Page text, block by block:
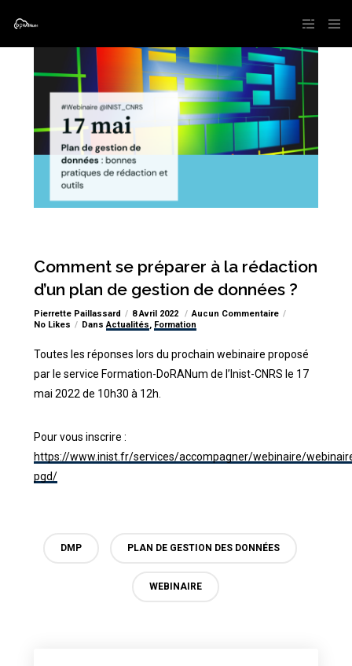
Comment se préparer à la rédaction
d’un plan de gestion de données ?
Pierrette Paillassard 8 Avril 2022
Aucun Commentaire
No Likes
DansActualités, Formation
Toutes les réponses lors du prochain webinaire proposé
par le service Formation-DoRANum de l’Inist-CNRS le 17
mai 2022 de 10h30 à 12h.
Pour vous inscrire :
https://www.inist.fr/services/accompagner/webinaire/
pgd/
DMP PLAN DE GESTION DES DONNÉES
WEBINAIRE